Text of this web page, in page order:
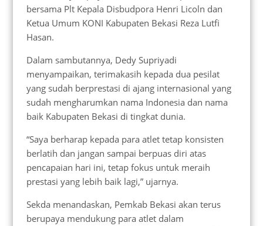
bersama Plt Kepala Disbudpora Henri Licoln dan
Ketua Umum KONI Kabupaten Bekasi Reza Lutfi
Hasan.
Dalam sambutannya, Dedy Supriyadi
menyampaikan, terimakasih kepada dua pesilat
yang sudah berprestasi di ajang internasional yang
sudah mengharumkan nama Indonesia dan nama
baik Kabupaten Bekasi di tingkat dunia.
“Saya berharap kepada para atlet tetap konsisten
berlatih dan jangan sampai berpuas diri atas
pencapaian hari ini, tetap fokus untuk meraih
prestasi yang lebih baik lagi,” ujarnya.
Sekda menandaskan, Pemkab Bekasi akan terus
berupaya mendukung para atlet dalam